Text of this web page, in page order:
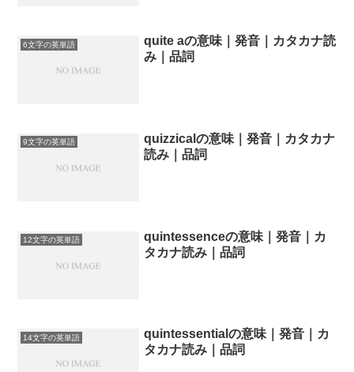
6文字の英単語
quite aの意味｜発音｜カタカナ読
み｜品詞
9文字の英単語
quizzicalの意味｜発音｜カタカナ
読み｜品詞
12文字の英単語
quintessenceの意味｜発音｜カ
タカナ読み｜品詞
14文字の英単語
quintessentialの意味｜発音｜カ
タカナ読み｜品詞